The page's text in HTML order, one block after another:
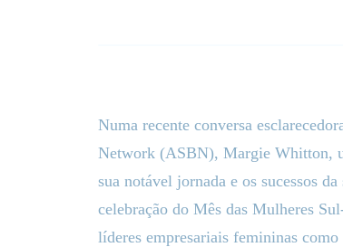
Numa recente conversa
Network (ASBN), Margie Whitton,
sua notável jornada e os sucessos
celebração do Mês das Mulheres
líderes empresariais femininas